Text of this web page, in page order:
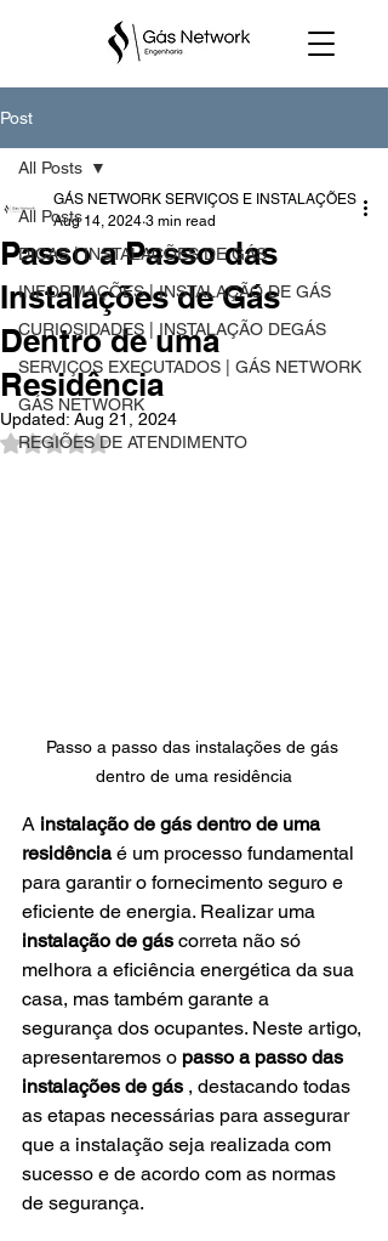
Post
All Posts
DICAS | INSTALAÇÕES DE GÁS
INFORMAÇÕES | INSTALAÇÃO DE GÁS
CURIOSIDADES | INSTALAÇÃO DEGÁS
SERVIÇOS EXECUTADOS | GÁS NETWORK
GÁS NETWORK
REGIÕES DE ATENDIMENTO
All Posts
Passo a Passo das
Instalações de Gás
Dentro de uma
Residência
GÁS NETWORK SERVIÇOS E INSTALAÇÕES
Aug 14, 2024 3 min read
Updated: Aug 21, 2024
Rated NaN out of 5 stars.
Passo a passo das instalações de gás
dentro de uma residência
A instalação de gás dentro de uma
residência é um processo fundamental
para garantir o fornecimento seguro e
eficiente de energia. Realizar uma
instalação de gás correta não só
melhora a eficiência energética da sua
casa, mas também garante a
segurança dos ocupantes. Neste artigo,
apresentaremos o passo a passo das
instalações de gás , destacando todas
as etapas necessárias para assegurar
que a instalação seja realizada com
sucesso e de acordo com as normas
de segurança.